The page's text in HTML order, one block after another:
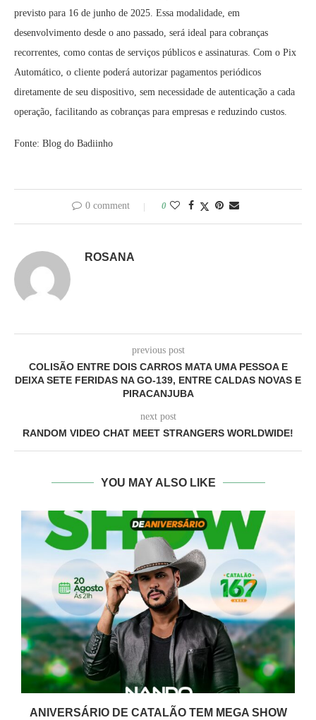
previsto para 16 de junho de 2025. Essa modalidade, em
desenvolvimento desde o ano passado, será ideal para cobranças
recorrentes, como contas de serviços públicos e assinaturas. Com o Pix
Automático, o cliente poderá autorizar pagamentos periódicos
diretamente de seu dispositivo, sem necessidade de autenticação a cada
operação, facilitando as cobranças para empresas e reduzindo custos.
Fonte: Blog do Badiinho
0 comment 0
ROSANA
previous post
COLISÃO ENTRE DOIS CARROS MATA UMA PESSOA E
DEIXA SETE FERIDAS NA GO-139, ENTRE CALDAS NOVAS E
PIRACANJUBA
next post
RANDOM VIDEO CHAT MEET STRANGERS WORLDWIDE!
YOU MAY ALSO LIKE
ANIVERSÁRIO DE CATALÃO TEM MEGA SHOW